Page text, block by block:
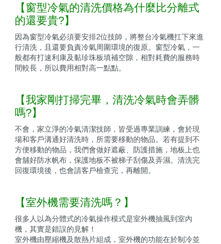
【窗型冷氣的清洗價格為什麼比分離式
的還要貴?】
因為窗型冷氣必須要安排2位技師，將整台冷氣機扛下來進
行清洗，且還要負責冷氣周圍環境的復原。窗型冷氣，一
般都有打速利康及黏珍珠板填補空隙，相對耗費的服務時
間較長，所以費用相對高一點點。
【我家剛打掃完畢，清洗冷氣時會弄髒
嗎?】
不會，家立淨的冷氣清潔技師，皆受過專業訓練，會於現
場和客戶溝通好清洗時，所需要移動的物品。若有提到不
方便移動的物品，我們會做好遮蔽、防護措施，地板上也
會舖好防水帆布，保護地板不被梯子刮傷及弄濕。清洗完
回復環境後，也會請客戶檢查完，再離開。
【室外機需要清洗嗎？】
很多人以為分體式的冷氣操作模式是室外機抽風到室內
機，其實是錯誤的見解！
室外機由壓縮機及散熱片組成，室外機的功能在於制冷並